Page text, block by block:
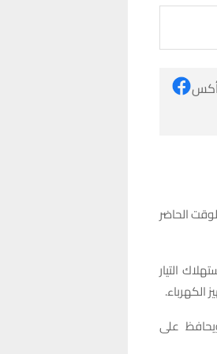
أكس
الحاضر
التيار
على